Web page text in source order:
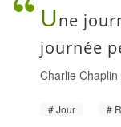
Une
journée
Charlie Chaplin
Jour